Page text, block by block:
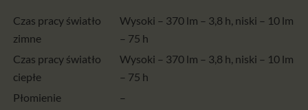
Czas pracy światło
zimne
Wysoki – 370 lm – 3,8 h, niski – 10 lm
– 75 h
Czas pracy światło
ciepłe
Wysoki – 370 lm – 3,8 h, niski – 10 lm
– 75 h
Płomienie
–